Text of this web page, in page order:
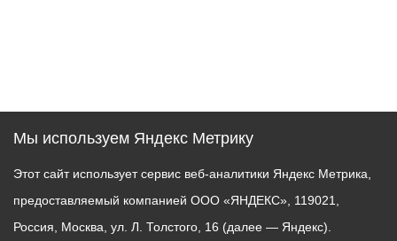
Мы используем Яндекс Метрику
Этот сайт использует сервис веб-аналитики Яндекс Метрика,
предоставляемый компанией ООО «ЯНДЕКС», 119021,
Россия, Москва, ул. Л. Толстого, 16 (далее — Яндекс).